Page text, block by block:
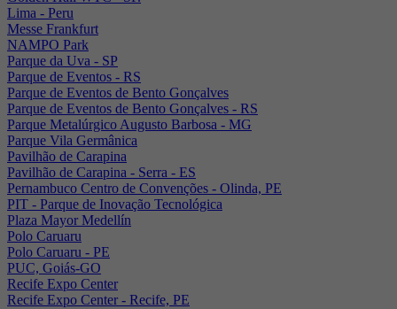
Lima - Peru
Messe Frankfurt
NAMPO Park
Parque da Uva - SP
Parque de Eventos - RS
Parque de Eventos de Bento Gonçalves
Parque de Eventos de Bento Gonçalves - RS
Parque Metalúrgico Augusto Barbosa - MG
Parque Vila Germânica
Pavilhão de Carapina
Pavilhão de Carapina - Serra - ES
Pernambuco Centro de Convenções - Olinda, PE
PIT - Parque de Inovação Tecnológica
Plaza Mayor Medellín
Polo Caruaru
Polo Caruaru - PE
PUC, Goiás-GO
Recife Expo Center
Recife Expo Center - Recife, PE